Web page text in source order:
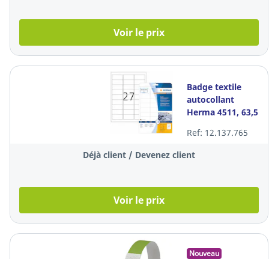
Voir le prix
Badge textile
autocollant
Herma 4511, 63,5
blanc, les 20
feuilles
Ref: 12.137.765
Déjà client / Devenez client
Voir le prix
Nouveau